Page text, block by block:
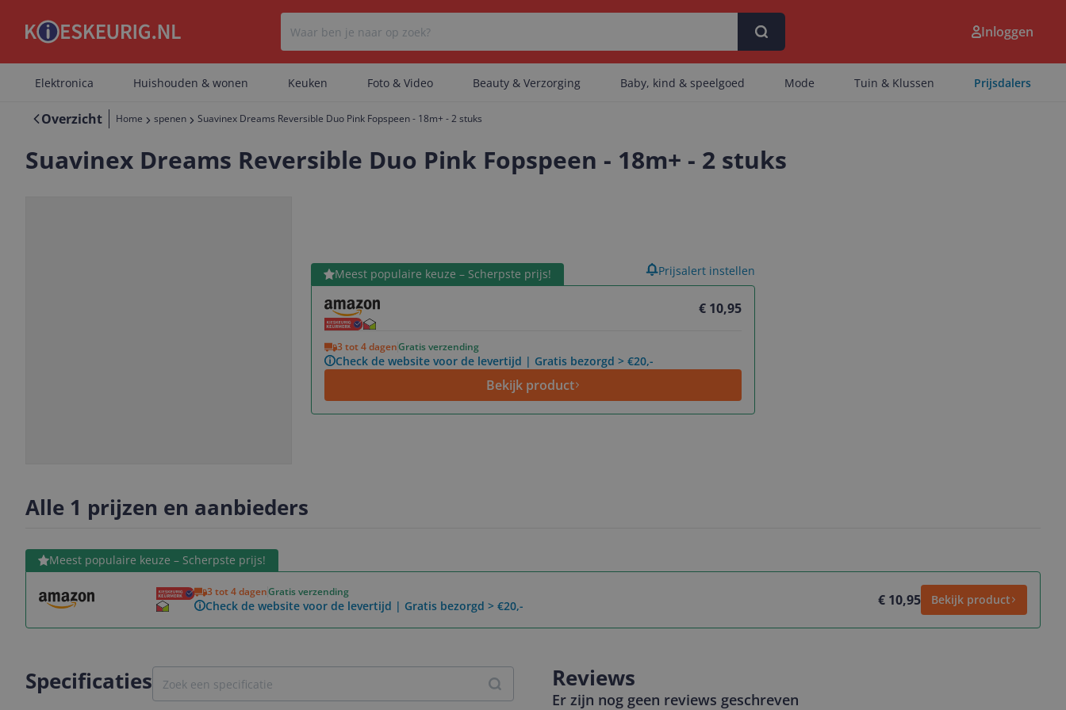
Er zijn geen categorieën gevonden.
Er zijn geen artikelen gevonden.
Inloggen
Elektronica Huishouden & wonen Keuken Foto & Video Beauty & Verzorging Baby, kind & speelgoed Mode Tuin & Klussen Prijsdalers
Overzicht Home spenen Suavinex Dreams Reversible Duo Pink Fopspeen - 18m+ - 2 stuks
Suavinex Dreams Reversible Duo Pink Fopspeen - 18m+ - 2 stuks
Meest populaire keuze – Scherpste prijs!
€ 10,95
3 tot 4 dagenGratis verzending
Check de website voor de levertijd | Gratis bezorgd > €20,-
Bekijk product
Bekijk product Prijsalert instellen
Alle 1 prijzen en aanbieders
Meest populaire keuze – Scherpste prijs!
3 tot 4 dagenGratis verzending
Check de website voor de levertijd | Gratis bezorgd > €20,- € 10,95 Bekijk product
Bekijk product
Specificaties Reviews
Er zijn nog geen reviews geschreven